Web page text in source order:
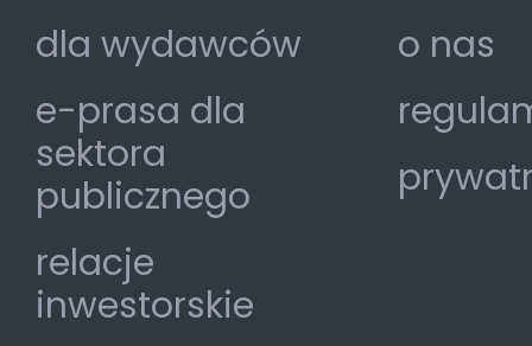
dla wydawców
e-prasa dla
sektora
publicznego
relacje
inwestorskie
o nas